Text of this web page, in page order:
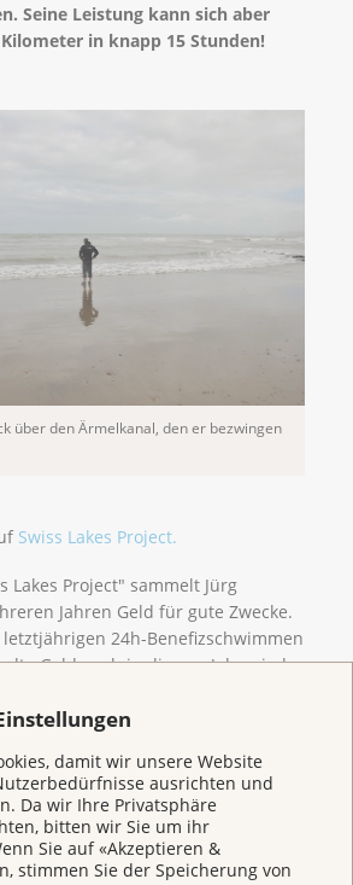
damit wir unsere Website
ausrichten und
Da wir Ihre Privatsphäre
bitten wir Sie um ihr
Sie auf «Akzeptieren &
stimmen Sie der Speicherung von
Seine Leistung kann sich aber
in knapp 15 Stunden!
über den Ärmelkanal, den er bezwingen
Swiss Lakes Project.
Lakes Project" sammelt Jürg
Jahren Geld für gute Zwecke.
24h-Benefizschwimmen
Geld auch in diesem Jahr wieder
mit Kindern.